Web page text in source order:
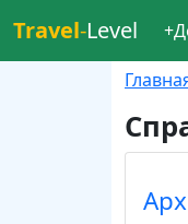
Travel-Level